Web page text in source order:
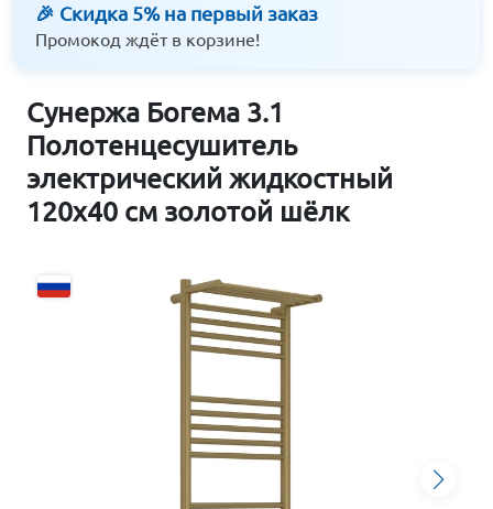
🎉 Скидка 5% на первый заказ
Промокод ждёт в корзине!
Сунержа Богема 3.1
Полотенцесушитель
электрический жидкостный
120х40 см золотой шёлк